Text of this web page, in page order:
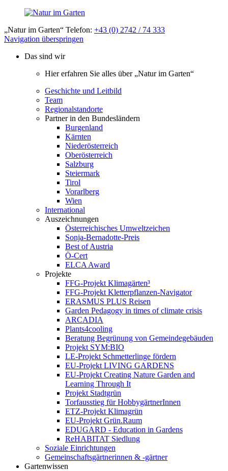
„Natur im Garten“ Telefon: +43 (0) 2742 / 74 333
Navigation überspringen
Das sind wir
Hier erfahren Sie alles über „Natur im Garten“
Geschichte und Leitbild
Team
Regionalstandorte
Partner in den Bundesländern
Burgenland
Kärnten
Niederösterreich
Oberösterreich
Salzburg
Steiermark
Tirol
Vorarlberg
Wien
International
Auszeichnungen
Österreichisches Umweltzeichen
Sonja-Bernadotte-Preis
Best of Austria
Ö-Cert
ELCA Award
Projekte
FFG-Projekt Klimagärten³
FFG-Projekt Kletterpflanzen-Navigator
ERASMUS PLUS Reisen
Garden Pedagogy in times of climate crisis
ARCADIA
Plants4cooling
Beratung Begrünung von Gemeindegebäuden
Projekt SYM:BIO
LE-Projekt Schmetterlinge fördern
EU-Projekt LIVING GARDENS
EU-Projekt Creating Nature Garden and
Learning Through It
Projekt Stadtgrün
Torfausstieg für HobbygärtnerInnen
ETZ-Projekt Klimagrün
EU-Projekt Grün.Raum
EDUGARD - Education in Gardens
ReHABITAT Siedlung
Soziale Einrichtungen
Gemeinschaftsgärtnerinnen & -gärtner
Gartenwissen